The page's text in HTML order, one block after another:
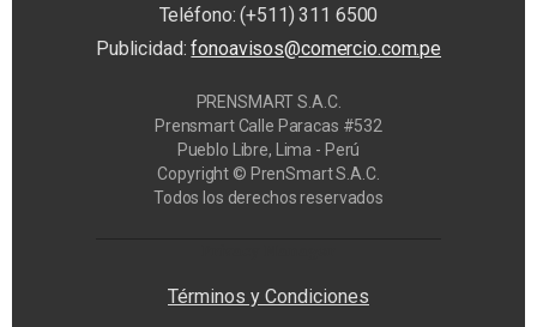
Teléfono: (+511) 311 6500
Publicidad:fonoavisos@comercio.com.pe
PRENSMART S.A.C.
Prensmart Calle Paracas #532
Pueblo Libre, Lima - Perú
Copyright © PrenSmart S.A.C.
Todos los derechos reservados
Términos y Condiciones